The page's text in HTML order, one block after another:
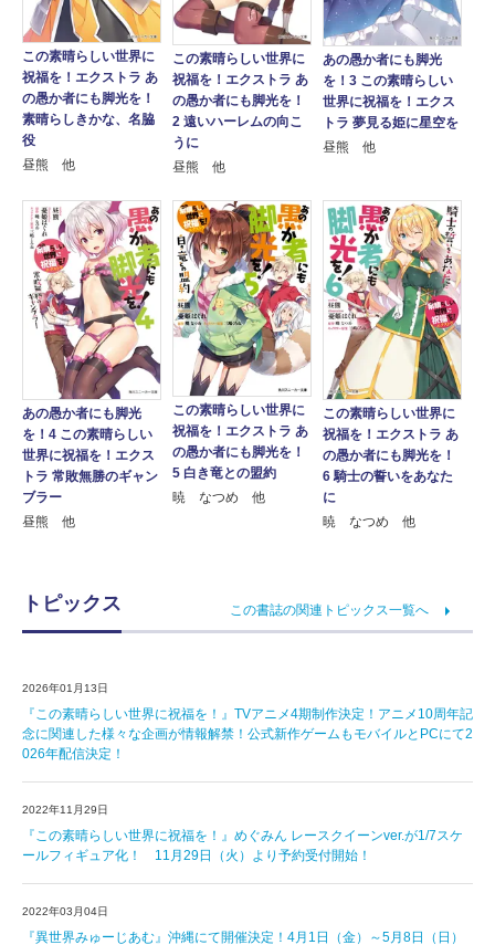
この素晴らしい世界に
祝福を！エクストラ あ
の愚か者にも脚光を！
素晴らしきかな、名脇
役
昼熊 他
この素晴らしい世界に
祝福を！エクストラ あ
の愚か者にも脚光を！
2 遠いハーレムの向こ
うに
昼熊 他
あの愚か者にも脚光
を！3 この素晴らしい
世界に祝福を！エクス
トラ 夢見る姫に星空を
昼熊 他
あの愚か者にも脚光
を！4 この素晴らしい
世界に祝福を！エクス
トラ 常敗無勝のギャン
ブラー
昼熊 他
この素晴らしい世界に
祝福を！エクストラ あ
の愚か者にも脚光を！
5 白き竜との盟約
暁 なつめ 他
この素晴らしい世界に
祝福を！エクストラ あ
の愚か者にも脚光を！
6 騎士の誓いをあなた
に
暁 なつめ 他
トピックス この書誌の関連トピックス一覧へ
2026年01月13日
『この素晴らしい世界に祝福を！』TVアニメ4期制作決定！アニメ10周年記
念に関連した様々な企画が情報解禁！公式新作ゲームもモバイルとPCにて2
026年配信決定！
2022年11月29日
『この素晴らしい世界に祝福を！』めぐみん レースクイーンver.が1/7スケ
ールフィギュア化！ 11月29日（火）より予約受付開始！
2022年03月04日
『異世界みゅーじあむ』沖縄にて開催決定！4月1日（金）～5月8日（日）